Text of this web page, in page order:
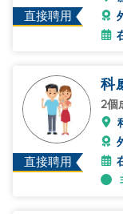
直接聘用
直接聘用
科
2個